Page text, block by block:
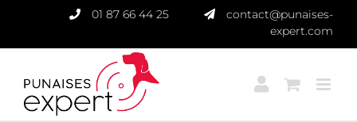
contenu
01 87 66 44 25
contact@punaises-
expert.com